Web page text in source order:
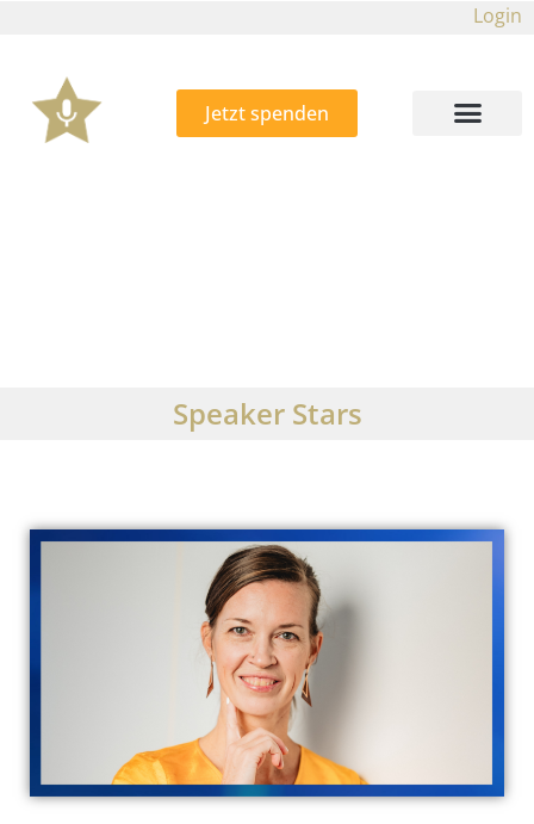
Login
Jetzt spenden
Speaker Stars